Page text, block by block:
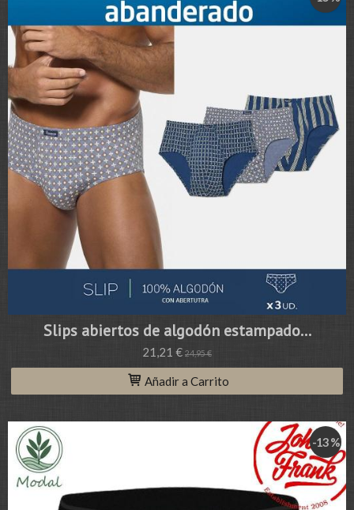
Slips abiertos de algodón estampado...
21,21 € 24,95 €
Añadir a Carrito
-13 %